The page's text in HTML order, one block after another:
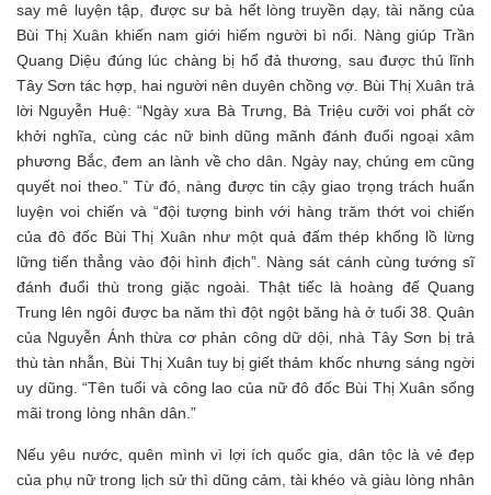
say mê luyện tập, được sư bà hết lòng truyền dạy, tài năng của
Bùi Thị Xuân khiến nam giới hiếm người bì nổi. Nàng giúp Trần
Quang Diệu đúng lúc chàng bị hổ đả thương, sau được thủ lĩnh
Tây Sơn tác hợp, hai người nên duyên chồng vợ. Bùi Thị Xuân trả
lời Nguyễn Huệ: “Ngày xưa Bà Trưng, Bà Triệu cưỡi voi phất cờ
khởi nghĩa, cùng các nữ binh dũng mãnh đánh đuổi ngoại xâm
phương Bắc, đem an lành về cho dân. Ngày nay, chúng em cũng
quyết noi theo.” Từ đó, nàng được tin cậy giao trọng trách huấn
luyện voi chiến và “đội tượng binh với hàng trăm thớt voi chiến
của đô đốc Bùi Thị Xuân như một quả đấm thép khổng lồ lừng
lững tiến thẳng vào đội hình địch”. Nàng sát cánh cùng tướng sĩ
đánh đuổi thù trong giặc ngoài. Thật tiếc là hoàng đế Quang
Trung lên ngôi được ba năm thì đột ngột băng hà ở tuổi 38. Quân
của Nguyễn Ánh thừa cơ phản công dữ dội, nhà Tây Sơn bị trả
thù tàn nhẫn, Bùi Thị Xuân tuy bị giết thảm khốc nhưng sáng ngời
uy dũng. “Tên tuổi và công lao của nữ đô đốc Bùi Thị Xuân sống
mãi trong lòng nhân dân.”
Nếu yêu nước, quên mình vì lợi ích quốc gia, dân tộc là vẻ đẹp
của phụ nữ trong lịch sử thì dũng cảm, tài khéo và giàu lòng nhân